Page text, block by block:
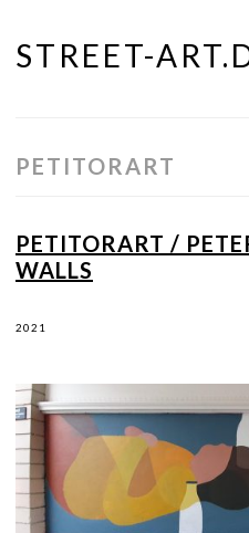
Skip
STREET-
PETITORART
PETITORART /
WALLS
2021